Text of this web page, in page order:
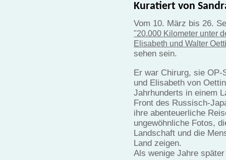
Kuratiert von
Vom 10. März bis 26.
"20.000 Kilometer unter
Elisabeth und Walter
sehen sein.
Er war Chirurg, sie OP-
und Elisabeth von
Jahrhunderts in einem
Front des Russisch-
ihre abenteuerliche
ungewöhnliche Fotos,
Landschaft und die
Land zeigen.
Als wenige Jahre